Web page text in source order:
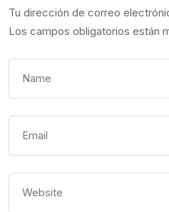
Tu dirección de correo
Los campos obligatorios están